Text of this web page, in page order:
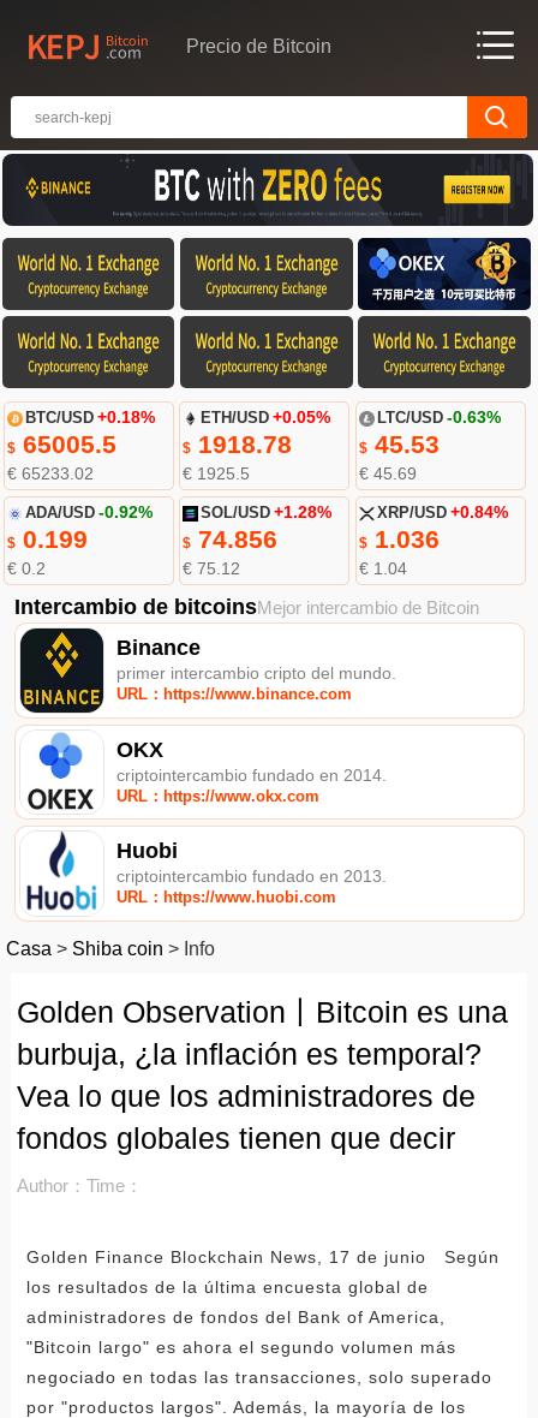
Precio de Bitcoin
BTC/USD +0.18%
$65005.5
€ 65233.02
ETH/USD +0.05%
$ 1918.78
€ 1925.5
LTC/USD -0.63%
$45.53
€ 45.69
ADA/USD -0.92%
$0.199
€ 0.2
SOL/USD +1.28%
$ 74.856
€ 75.12
XRP/USD +0.84%
$1.036
€ 1.04
Intercambio de bitcoinsMejor intercambio de Bitcoin
Binance
primer intercambio cripto del mundo.
URL：https://www.binance.com
OKX
criptointercambio fundado en 2014.
URL：https://www.okx.com
Huobi
criptointercambio fundado en 2013.
URL：https://www.huobi.com
Casa > Shiba coin > Info
Golden Observation丨Bitcoin es una
burbuja, ¿la inflación es temporal?
Vea lo que los administradores de
fondos globales tienen que decir
Author： Time：
Golden Finance Blockchain News, 17 de junio Según
los resultados de la última encuesta global de
administradores de fondos del Bank of America,
"Bitcoin largo" es ahora el segundo volumen más
negociado en todas las transacciones, solo superado
por "productos largos". Además, la mayoría de los